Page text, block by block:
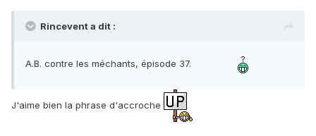
Rincevent a dit :
A.B. contre les méchants, épisode 37.
J'aime bien la phrase d'accroche